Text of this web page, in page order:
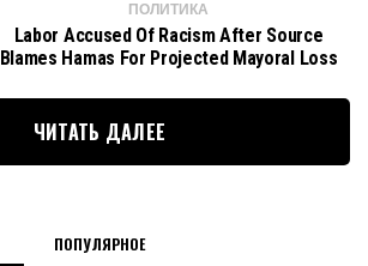
ПОЛИТИКА
Labor Accused Of Racism After Source
Blames Hamas For Projected Mayoral Loss
ЧИТАТЬ ДАЛЕЕ
ПОПУЛЯРНОЕ